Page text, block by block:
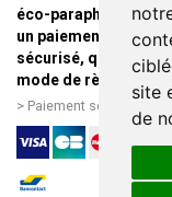
site
de
éco-
un paiement
sécurisé, quel que
mode de règlement
Paiement sécurisé et